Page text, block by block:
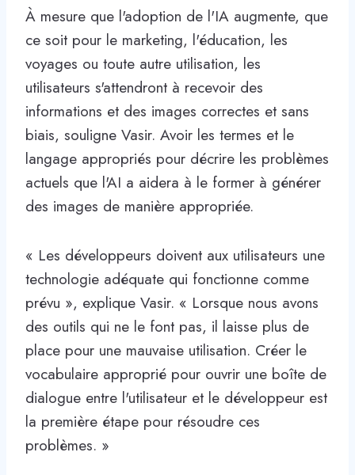
À mesure que l'adoption de l'IA augmente, que
ce soit pour le marketing, l'éducation, les
voyages ou toute autre utilisation, les
utilisateurs s'attendront à recevoir des
informations et des images correctes et sans
biais, souligne Vasir. Avoir les termes et le
langage appropriés pour décrire les problèmes
actuels que l'AI a aidera à le former à générer
des images de manière appropriée.
« Les développeurs doivent aux utilisateurs une
technologie adéquate qui fonctionne comme
prévu », explique Vasir. « Lorsque nous avons
des outils qui ne le font pas, il laisse plus de
place pour une mauvaise utilisation. Créer le
vocabulaire approprié pour ouvrir une boîte de
dialogue entre l'utilisateur et le développeur est
la première étape pour résoudre ces
problèmes. »